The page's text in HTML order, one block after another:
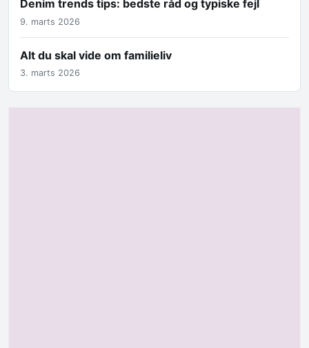
Denim trends tips: bedste råd og typiske fejl
9. marts 2026
Alt du skal vide om familieliv
3. marts 2026